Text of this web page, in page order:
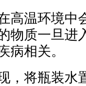
高温环境中
物质一旦进
病相关。
，将瓶装